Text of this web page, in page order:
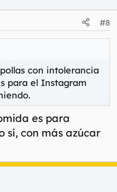
#8
con intolerancia
para el Instagram
es para
sí, con más azúcar